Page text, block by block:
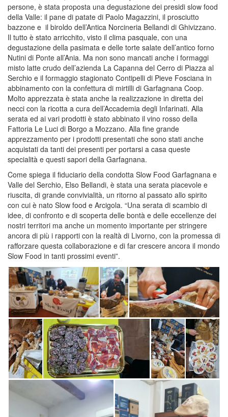
persone, è stata proposta una degustazione dei presidi slow food
della Valle: il pane di patate di Paolo Magazzini, il prosciutto
bazzone e il biroldo dell’Antica Norcineria Bellandi di Ghivizzano.
Il tutto è stato arricchito, visto il clima pasquale, con una
degustazione della pasimata e delle torte salate dell’antico forno
Nutini di Ponte all’Ania. Ma non sono mancati anche i formaggi
misto latte crudo dell’azienda La Capanna del Cerro di Piazza al
Serchio e il formaggio stagionato Contipelli di Pieve Fosciana in
abbinamento con la confettura di mirtilli di Garfagnana Coop.
Molto apprezzata è stata anche la realizzazione in diretta dei
necci con la ricotta a cura dell’Accademia degli Infarinati. Alla
serata ed ai vari prodotti è stato abbinato il vino rosso della
Fattoria Le Luci di Borgo a Mozzano. Alla fine grande
apprezzamento per i prodotti presentati che sono stati anche
acquistati da tanti dei presenti per portarsi a casa queste
specialità e questi sapori della Garfagnana.
Come spiega il fiduciario della condotta Slow Food Garfagnana e
Valle del Serchio, Elso Bellandi, è stata una serata piacevole e
riuscita, di grande convivialità, un ritorno al passato allo spirito
con cui è nato Slow food e Arcigola. “Una serata di scambio di
idee, di confronto e di scoperta delle bontà e delle eccellenze dei
nostri territori ma anche un momento importante per stringere
ancora di più i rapporti con la realtà di Livorno, con la promessa di
rafforzare questa collaborazione e di far crescere ancora il mondo
Slow Food in tanti prossimi eventi”.